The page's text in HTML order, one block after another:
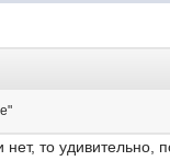
то удивительно,